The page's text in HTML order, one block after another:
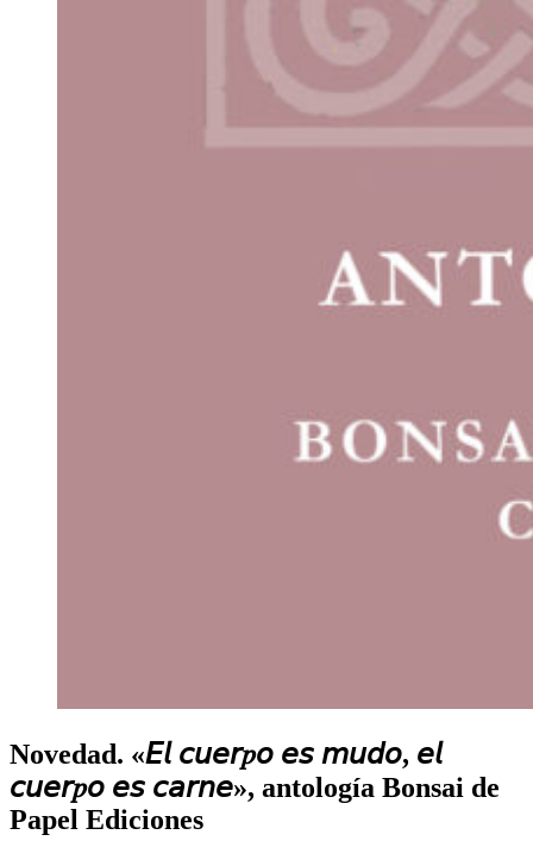
Novedad. «𝘌𝘭 𝘤𝘶𝘦𝘳𝑝𝘰 𝘦𝘴 𝘮𝘶𝘥𝘰, 𝘦𝘭
𝘤𝘶𝘦𝘳𝑝𝘰 𝘦𝘴 𝘤𝘢𝘳𝘯𝘦», antología Bonsai de
Papel Ediciones